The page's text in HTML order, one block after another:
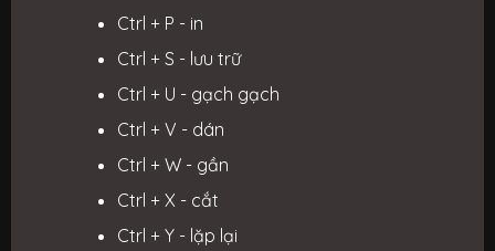
Ctrl + P - in
Ctrl + S - lưu trữ
Ctrl + U - gạch gạch
Ctrl + V - dán
Ctrl + W - gần
Ctrl + X - cắt
Ctrl + Y - lặp lại